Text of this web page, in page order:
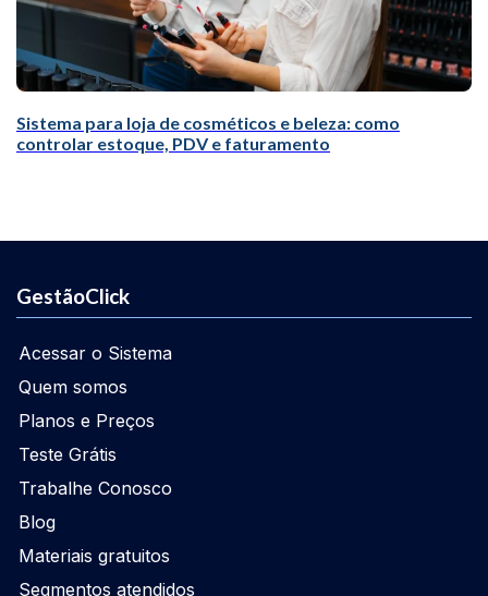
Sistema para loja de cosméticos e beleza: como
controlar estoque, PDV e faturamento
GestãoClick
Acessar o Sistema
Quem somos
Planos e Preços
Teste Grátis
Trabalhe Conosco
Blog
Materiais gratuitos
Segmentos atendidos